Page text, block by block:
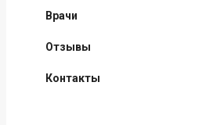
Врачи
Отзывы
Контакты